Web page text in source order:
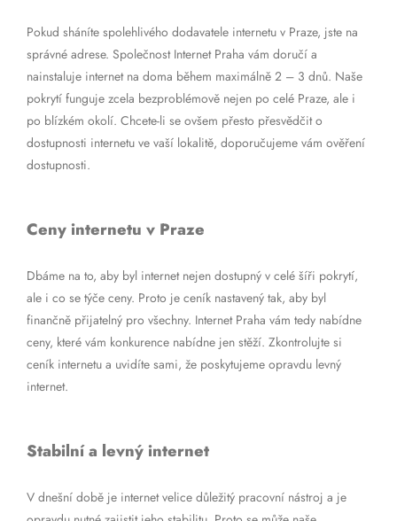
Pokud sháníte spolehlivého dodavatele internetu v Praze, jste na
správné adrese. Společnost Internet Praha vám doručí a
nainstaluje internet na doma během maximálně 2 – 3 dnů. Naše
pokrytí funguje zcela bezproblémově nejen po celé Praze, ale i
po blízkém okolí. Chcete-li se ovšem přesto přesvědčit o
dostupnosti internetu ve vaší lokalitě, doporučujeme vám ověření
dostupnosti.
Ceny internetu v Praze
Dbáme na to, aby byl internet nejen dostupný v celé šíři pokrytí,
ale i co se týče ceny. Proto je ceník nastavený tak, aby byl
finančně přijatelný pro všechny. Internet Praha vám tedy nabídne
ceny, které vám konkurence nabídne jen stěží. Zkontrolujte si
ceník internetu a uvidíte sami, že poskytujeme opravdu levný
internet.
Stabilní a levný internet
V dnešní době je internet velice důležitý pracovní nástroj a je